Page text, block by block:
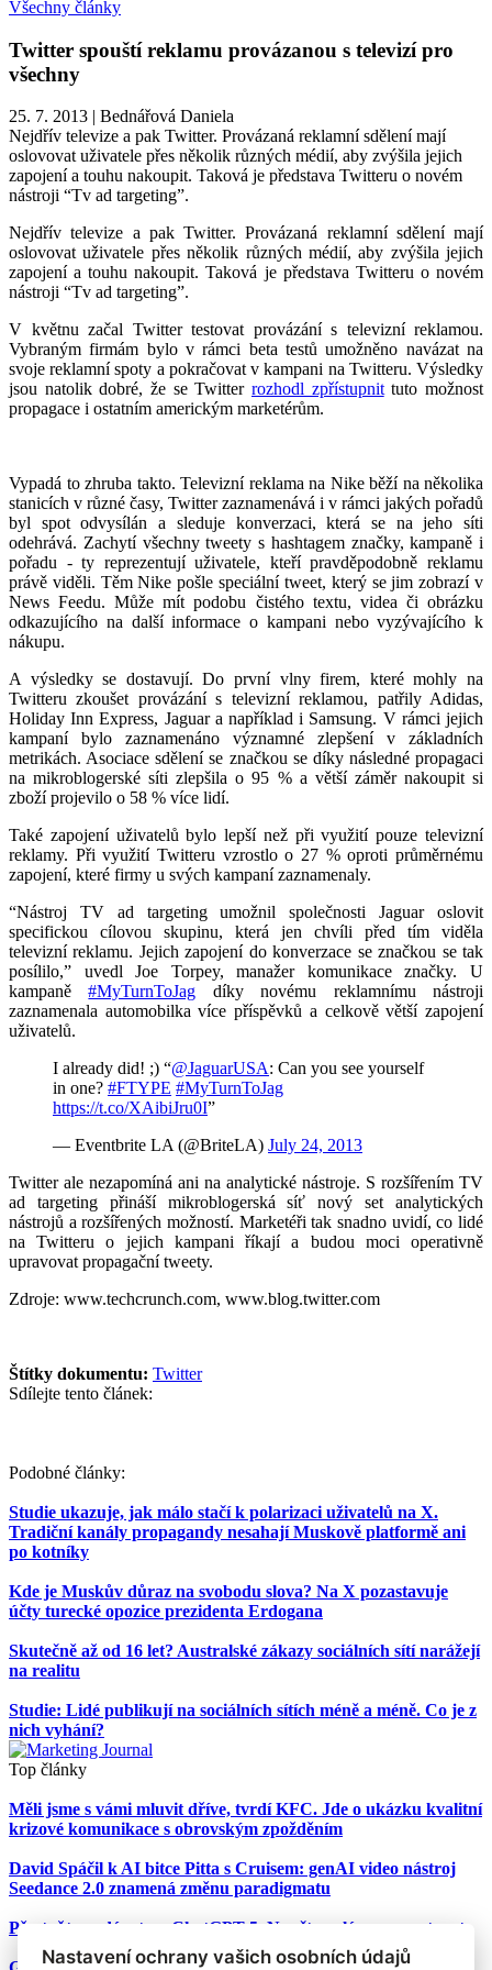
Všechny články
Twitter spouští reklamu provázanou s televizí pro
všechny
25. 7. 2013 | Bednářová Daniela
Nejdřív televize a pak Twitter. Provázaná reklamní sdělení mají
oslovovat uživatele přes několik různých médií, aby zvýšila jejich
zapojení a touhu nakoupit. Taková je představa Twitteru o novém
nástroji “Tv ad targeting”.
Nejdřív televize a pak Twitter. Provázaná reklamní sdělení mají
oslovovat uživatele přes několik různých médií, aby zvýšila jejich
zapojení a touhu nakoupit. Taková je představa Twitteru o novém
nástroji “Tv ad targeting”.
V květnu začal Twitter testovat provázání s televizní reklamou.
Vybraným firmám bylo v rámci beta testů umožněno navázat na
svoje reklamní spoty a pokračovat v kampani na Twitteru. Výsledky
jsou natolik dobré, že se Twitter rozhodl zpřístupnittuto možnost
propagace i ostatním americkým marketérům.
Vypadá to zhruba takto. Televizní reklama na Nike běží na několika
stanicích v různé časy, Twitter zaznamenává i v rámci jakých pořadů
byl spot odvysílán a sleduje konverzaci, která se na jeho síti
odehrává. Zachytí všechny tweety s hashtagem značky, kampaně i
pořadu - ty reprezentují uživatele, kteří pravděpodobně reklamu
právě viděli. Těm Nike pošle speciální tweet, který se jim zobrazí v
News Feedu. Může mít podobu čistého textu, videa či obrázku
odkazujícího na další informace o kampani nebo vyzývajícího k
nákupu.
A výsledky se dostavují. Do první vlny firem, které mohly na
Twitteru zkoušet provázání s televizní reklamou, patřily Adidas,
Holiday Inn Express, Jaguar a například i Samsung. V rámci jejich
kampaní bylo zaznamenáno významné zlepšení v základních
metrikách. Asociace sdělení se značkou se díky následné propagaci
na mikroblogerské síti zlepšila o 95 % a větší záměr nakoupit si
zboží projevilo o 58 % více lidí.
Také zapojení uživatelů bylo lepší než při využití pouze televizní
reklamy. Při využití Twitteru vzrostlo o 27 % oproti průměrnému
zapojení, které firmy u svých kampaní zaznamenaly.
“Nástroj TVad targeting umožnil společnosti Jaguar oslovit
specifickou cílovou skupinu, která jen chvíli před tím viděla
televizní reklamu. Jejich zapojení do konverzace se značkou se tak
posílilo,” uvedl Joe Torpey, manažer komunikaceznačky. U
kampaně#MyTurnToJag díky novému reklamnímu nástroji
zaznamenala automobilka více příspěvků a celkově větší zapojení
uživatelů.
I already did! ;) “@JaguarUSA: Can you see yourself
in one? #FTYPE #MyTurnToJag
https://t.co/XAibiJru0I”
— Eventbrite LA (@BriteLA) July 24, 2013
Twitter ale nezapomíná ani na analytické nástroje. S rozšířením TV
ad targeting přináší mikroblogerská síť nový set analytických
nástrojů a rozšířených možností. Marketéři tak snadno uvidí, co lidé
na Twitteru o jejich kampani říkají a budou moci operativně
upravovat propagační tweety.
Zdroje: www.techcrunch.com, www.blog.twitter.com
Štítky dokumentu: Twitter
Sdílejte tento článek:
Podobné články:
Studie ukazuje, jak málo stačí k polarizaci uživatelů na X.
Tradiční kanály propagandy nesahají Muskově platformě ani
po kotníky
Kde je Muskův důraz na svobodu slova? Na X pozastavuje
účty turecké opozice prezidenta Erdogana
Skutečně až od 16 let? Australské zákazy sociálních sítí narážejí
na realitu
Studie: Lidé publikují na sociálních sítích méně a méně. Co je z
nich vyhání?
Top články
Měli jsme s vámi mluvit dříve, tvrdí KFC. Jde o ukázku kvalitní
krizové komunikace s obrovským zpožděním
David Spáčil k AI bitce Pitta s Cruisem: genAI video nástroj
Seedance 2.0 znamená změnu paradigmatu
Přestaňte nadávat na ChatGPT-5. Naučte se lépe promptovat
Nastavení ochrany vašich osobních údajů